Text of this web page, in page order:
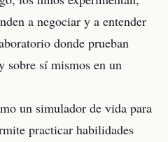
a negociar y a entender
donde prueban
sobre sí mismos en un
un simulador de vida para
practicar habilidades